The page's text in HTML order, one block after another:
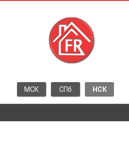
МСК СПб НСК